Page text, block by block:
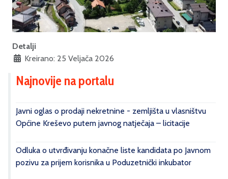
Detalji
Kreirano: 25 Veljača 2026
Najnovije na portalu
Javni oglas o prodaji nekretnine - zemljišta u vlasništvu
Općine Kreševo putem javnog natječaja – licitacije
Odluka o utvrđivanju konačne liste kandidata po Javnom
pozivu za prijem korisnika u Poduzetnički inkubator